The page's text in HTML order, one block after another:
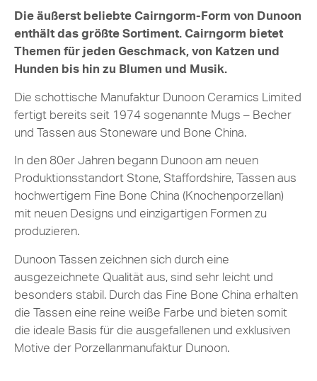
Die äußerst beliebte Cairngorm-Form von Dunoon
enthält das größte Sortiment. Cairngorm bietet
Themen für jeden Geschmack, von Katzen und
Hunden bis hin zu Blumen und Musik.
Die schottische Manufaktur Dunoon Ceramics Limited
fertigt bereits seit 1974 sogenannte Mugs – Becher
und Tassen aus Stoneware und Bone China.
In den 80er Jahren begann Dunoon am neuen
Produktionsstandort Stone, Staffordshire, Tassen aus
hochwertigem Fine Bone China (Knochenporzellan)
mit neuen Designs und einzigartigen Formen zu
produzieren.
Dunoon Tassen zeichnen sich durch eine
ausgezeichnete Qualität aus, sind sehr leicht und
besonders stabil. Durch das Fine Bone China erhalten
die Tassen eine reine weiße Farbe und bieten somit
die ideale Basis für die ausgefallenen und exklusiven
Motive der Porzellanmanufaktur Dunoon.